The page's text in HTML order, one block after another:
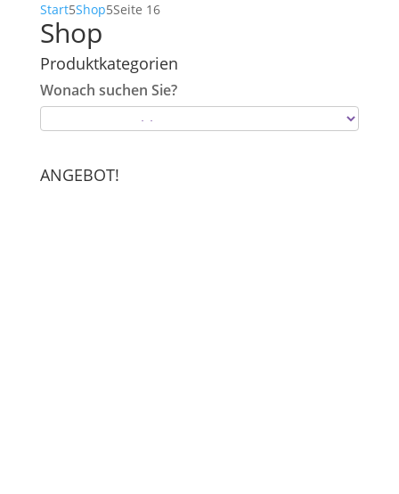
Start5Shop5Seite 16
Shop
Produktkategorien
Wonach suchen Sie?
ANGEBOT!